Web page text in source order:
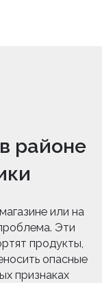
районе
или на
Эти
продукты,
опасные
признаках